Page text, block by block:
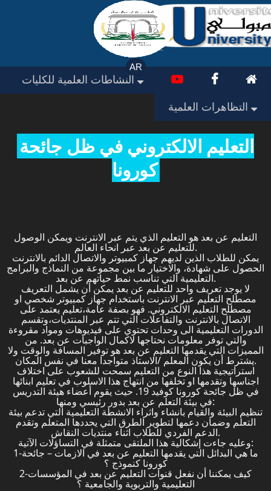
AR
التعليم الالكتروني في ظل جائحة
كورونا
التعليم عن بعد هو التعليم الذي يتم عبر الانترنت ويمكن الوصول
للتعليم عن بعد عبر انحاء العالم.
يمكن للطلاب الذين لديهم جهاز كمبيوتر والاتصال الدائم بالانترنت
الحصول على شهادة، والاختيار ما بين مجموعة من النماذج والبرامج
التعليمية التي تناسب نمط حياتهم عن بعد.
لا يوجد تعريف واحد للتعليم عن بعد يمكن أن يشمل التعريف
مصطلح التعليم عبر الانترنت باستخدام جهاز كمبيوتر شخصي او
مصطلح التعليم الالكتروني. فهو بصفة عامة،تعليم يعتمد على
الاتصال بالانترنت والتفاعلات التي تتم عبر المنتديات،وتقسم
الدورات التعليمية الى وحدات تحتوي على فيديوهات ومواد مقروءة
والتي توفر معلومات نحتاجها لاكمال الواجبات عن بعد. من
المميزات التي يقدمها التعليم عن بعد هو توفير المسافة والوقت ولا
يشترط أن يكون المعلم /الاستاذ متواجدا معنا في نفس المكان.
استراتيجية هذا النوع من التعليم سمحت للشعوب على اختلاف
اجناسها وتقدمها او تخلفها من انتهاج هذا الاسلوب في تعليم ابنائها
في ظل جائحة كورونا كوفيد 19. حيث يقوم أعضاء هيئة التدريس
في بيئة التعلم عن بعد بدور رئيسي ومنها:
تنظيم البيئة والقيام بانشاء واثراء الانشطة التعليمية التي تدعم بيئة
التعلم وضمان دعمها لتطوير الطرق التي يحددها المتعلم وتقدم
الدعم الفردي للطلاب اثناء منتديات النقاش.
وعليه جاءت إشكالية هذا الملتقى متمثلة في التساؤلات الآتية:
1-ما هي البدائل التي يقدمها التعليم عن بعد في الازمات – جائحة
كورونا كنموذج ؟
2-كيف يمكننا أن نفعل قنوات التعليم عن بعد في المؤسسات
التعليمية والتربوية والجامعية ؟